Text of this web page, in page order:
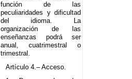
función de las
peculiaridades y dificultad
del idioma. La
organización de las
enseñanzas podrá ser
anual, cuatrimestral o
trimestral.
Artículo 4.– Acceso.